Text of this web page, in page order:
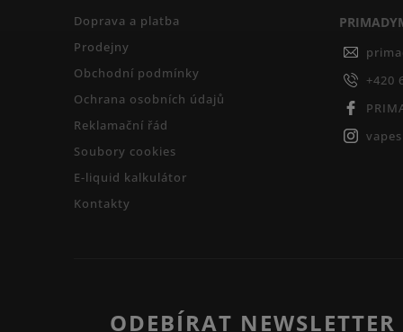
Doprava a platba
Prodejny
Obchodní podmínky
Ochrana osobních údajů
Reklamační řád
Soubory cookies
E-liquid kalkulátor
Kontakty
+420
ODEBÍRAT NEWSLETTER